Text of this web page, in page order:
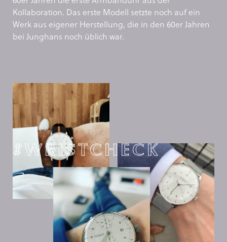
Kollaboration. Das erste Modell setzte noch auf ein
Werk aus eigener Herstellung, die in den 60er Jahren
bei Junghans noch üblich war.
#WRISTCHECK